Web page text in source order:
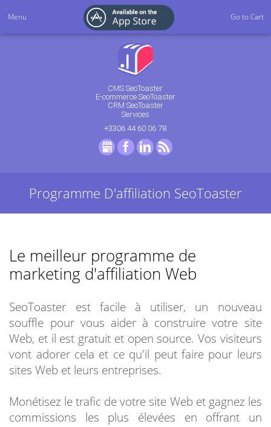
CMS SeoToaster
E-commerce SeoToaster
CRM SeoToaster
Services
+3306 44 60 06 78
GMB FacebookLinkedIn
Programme D'affiliation SeoToaster
Le meilleur programme de
marketing d'affiliation Web
SeoToaster est facile à utiliser, un nouveau
souffle pour vous aider à construire votre site
Web, et il est gratuit et open source. Vos visiteurs
vont adorer cela et ce qu'il peut faire pour leurs
sites Web et leurs entreprises.
Monétisez le trafic de votre site Web et gagnez les
commissions les plus élevées en offrant un
Menu Go to Cart